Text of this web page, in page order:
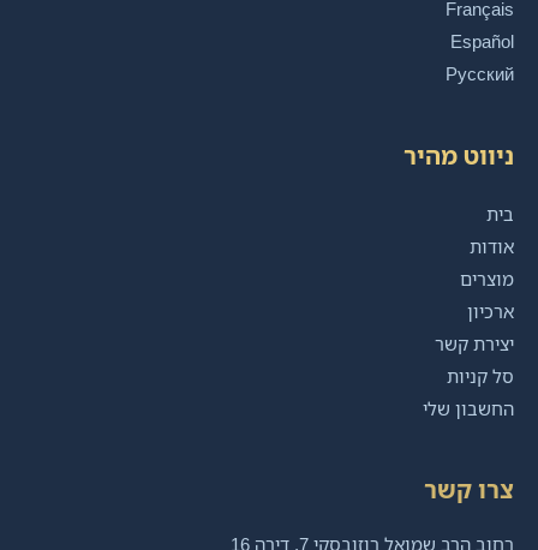
Français
Español
Русский
ניווט מהיר
בית
אודות
מוצרים
ארכיון
יצירת קשר
סל קניות
החשבון שלי
צרו קשר
רחוב הרב שמואל רוזובסקי 7, דירה 16